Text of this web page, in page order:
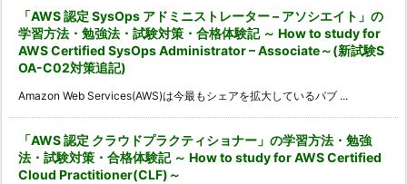
「AWS 認定 SysOps アドミニストレーター – アソシエイト」の
学習方法・勉強法・試験対策・合格体験記 ～ How to study for
AWS Certified SysOps Administrator – Associate～(新試験S
OA-C02対策追記)
Amazon Web Services(AWS)は今最もシェアを拡大しているパブ ...
「AWS 認定 クラウドプラクティショナー」の学習方法・勉強
法・試験対策・合格体験記 ～ How to study for AWS Certified
Cloud Practitioner(CLF)～